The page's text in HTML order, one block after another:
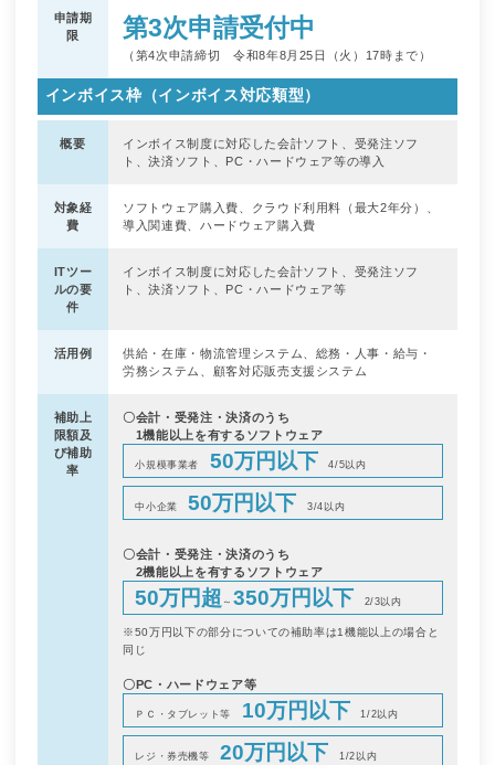
申請期
限
第3次申請受付中
（第4次申請締切 令和8年8月25日（火）17時まで）
インボイス枠（インボイス対応類型）
概要
インボイス制度に対応した会計ソフト、受発注ソフ
ト、決済ソフト、PC・ハードウェア等の導入
対象経
費
ソフトウェア購入費、クラウド利用料（最大2年分）、
導入関連費、ハードウェア購入費
ITツー
ルの要
件
インボイス制度に対応した会計ソフト、受発注ソフ
ト、決済ソフト、PC・ハードウェア等
活用例
供給・在庫・物流管理システム、総務・人事・給与・
労務システム、顧客対応販売支援システム
補助上
限額及
び補助
率
〇会計・受発注・決済のうち
1機能以上を有するソフトウェア
小規模事業者 50万円以下 4/5以内
中小企業50万円以下 3/4以内
〇会計・受発注・決済のうち
2機能以上を有するソフトウェア
50万円超 ～ 350万円以下 2/3以内
※50万円以下の部分についての補助率は1機能以上の場合と
同じ
〇PC・ハードウェア等
ＰＣ・タブレット等 10万円以下 1/2以内
レジ・券売機等20万円以下 1/2以内